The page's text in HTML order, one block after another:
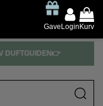
GaveLoginKurv